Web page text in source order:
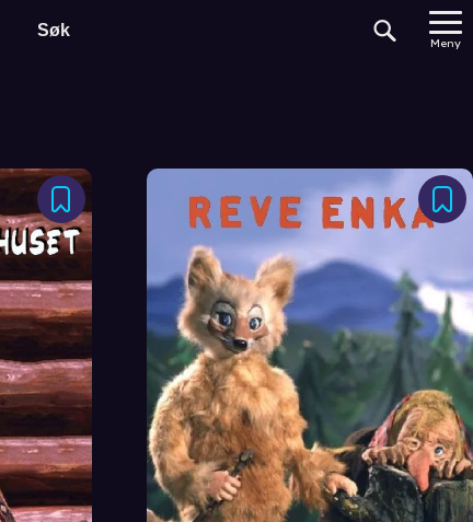
Meny